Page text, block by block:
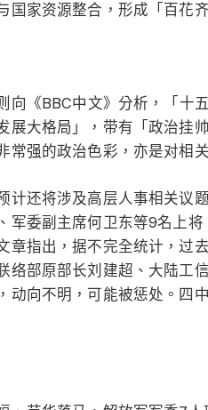
国家资源整合，形成「百花
向《BBC中文》分析，「十
展大格局」，带有「政治挂
常强的政治色彩，亦是对相
计还将涉及高层人事相关议
军委副主席何卫东等9名上
章指出，据不完全统计，过
络部原部长刘建超、大陆工
动向不明，可能被惩处。四